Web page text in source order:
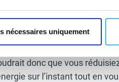
nécessaires uniquement
il est apporté en excès.
sanguin en conduisant
Cependant, les pics
donc que vous
sur l’instant tout en